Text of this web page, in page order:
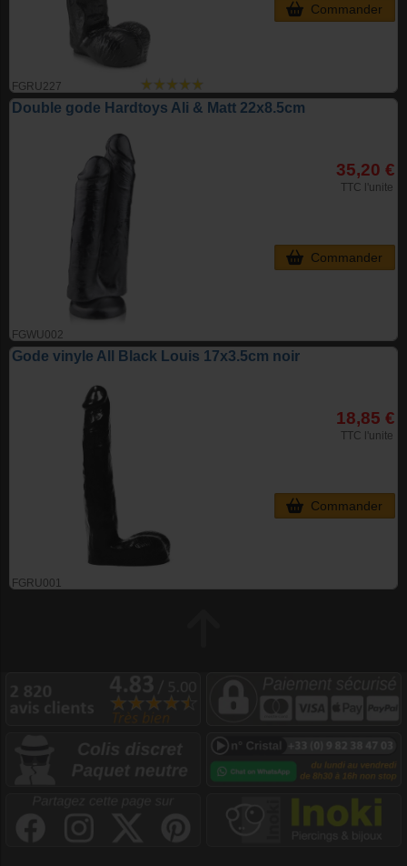
FGRU227
Commander
Double gode Hardtoys Ali & Matt 22x8.5cm
FGWU002
35,20 €
TTC l'unite
Commander
Gode vinyle All Black Louis 17x3.5cm noir
FGRU001
18,85 €
TTC l'unite
Commander